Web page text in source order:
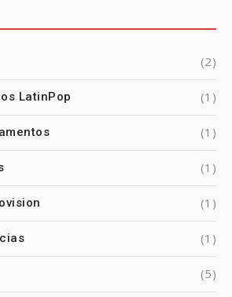
(2)
LatinPop (1)
(1)
(1)
(1)
(1)
(5)